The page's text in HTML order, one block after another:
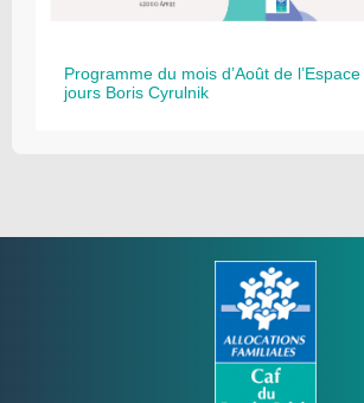
Programme du mois d’Août de
jours Boris Cyrulnik